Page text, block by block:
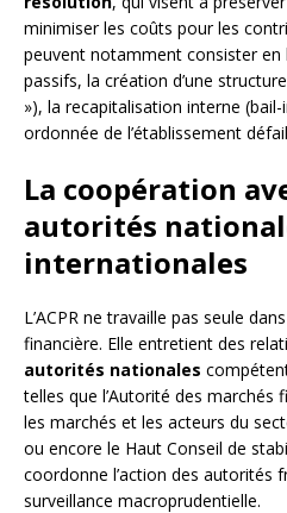
minimiser les coûts pour les
peuvent notamment consister en
passifs, la création d’une
»), la recapitalisation interne
ordonnée de l’établissement
La coopération
autorités
internationales
L’ACPR ne travaille pas seule
financière. Elle entretient des
autorités nationales
telles que l’Autorité des marchés
les marchés et les acteurs du
ou encore le Haut Conseil de
coordonne l’action des autorités
surveillance macroprudentielle.